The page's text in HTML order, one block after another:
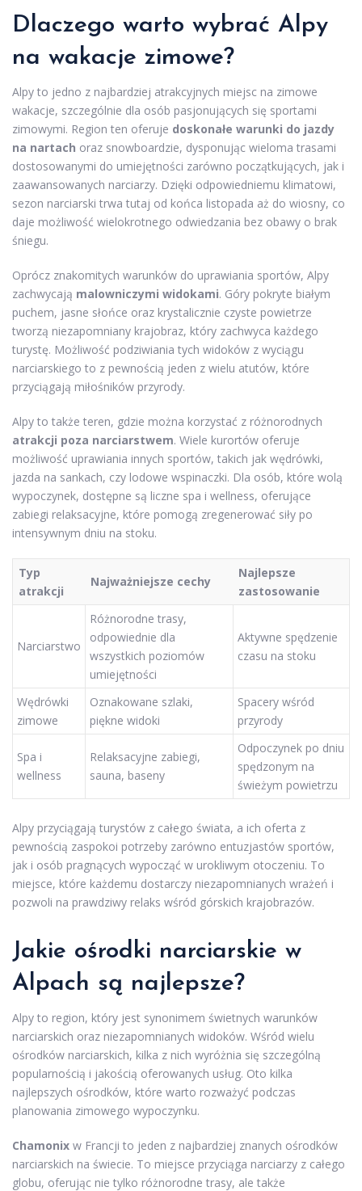
Dlaczego warto wybrać Alpy
na wakacje zimowe?
Alpy to jedno z najbardziej atrakcyjnych miejsc na zimowe
wakacje, szczególnie dla osób pasjonujących się sportami
zimowymi. Region ten oferuje doskonałe warunki do jazdy
na nartach oraz snowboardzie, dysponując wieloma trasami
dostosowanymi do umiejętności zarówno początkujących, jak i
zaawansowanych narciarzy. Dzięki odpowiedniemu klimatowi,
sezon narciarski trwa tutaj od końca listopada aż do wiosny, co
daje możliwość wielokrotnego odwiedzania bez obawy o brak
śniegu.
Oprócz znakomitych warunków do uprawiania sportów, Alpy
zachwycają malowniczymi widokami. Góry pokryte białym
puchem, jasne słońce oraz krystalicznie czyste powietrze
tworzą niezapomniany krajobraz, który zachwyca każdego
turystę. Możliwość podziwiania tych widoków z wyciągu
narciarskiego to z pewnością jeden z wielu atutów, które
przyciągają miłośników przyrody.
Alpy to także teren, gdzie można korzystać z różnorodnych
atrakcji poza narciarstwem. Wiele kurortów oferuje
możliwość uprawiania innych sportów, takich jak wędrówki,
jazda na sankach, czy lodowe wspinaczki. Dla osób, które wolą
wypoczynek, dostępne są liczne spa i wellness, oferujące
zabiegi relaksacyjne, które pomogą zregenerować siły po
intensywnym dniu na stoku.
Typ
atrakcji
Najważniejsze cechy
Najlepsze
zastosowanie
Narciarstwo
Różnorodne trasy,
odpowiednie dla
wszystkich poziomów
umiejętności
Aktywne spędzenie
czasu na stoku
Wędrówki
zimowe
Oznakowane szlaki,
piękne widoki
Spacery wśród
przyrody
Spa i
wellness
Relaksacyjne zabiegi,
sauna, baseny
Odpoczynek po dniu
spędzonym na
świeżym powietrzu
Alpy przyciągają turystów z całego świata, a ich oferta z
pewnością zaspokoi potrzeby zarówno entuzjastów sportów,
jak i osób pragnących wypocząć w urokliwym otoczeniu. To
miejsce, które każdemu dostarczy niezapomnianych wrażeń i
pozwoli na prawdziwy relaks wśród górskich krajobrazów.
Jakie ośrodki narciarskie w
Alpach są najlepsze?
Alpy to region, który jest synonimem świetnych warunków
narciarskich oraz niezapomnianych widoków. Wśród wielu
ośrodków narciarskich, kilka z nich wyróżnia się szczególną
popularnością i jakością oferowanych usług. Oto kilka
najlepszych ośrodków, które warto rozważyć podczas
planowania zimowego wypoczynku.
Chamonix w Francji to jeden z najbardziej znanych ośrodków
narciarskich na świecie. To miejsce przyciąga narciarzy z całego
globu, oferując nie tylko różnorodne trasy, ale także